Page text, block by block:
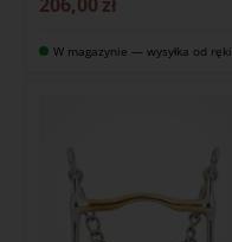
W magazynie — wysyłka od ręki